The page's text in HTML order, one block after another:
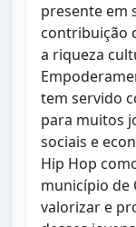
presente em
contribuição
a riqueza
tem servido
para muitos
sociais e
Hip Hop
município de
valorizar e